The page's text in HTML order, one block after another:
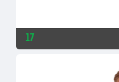
17